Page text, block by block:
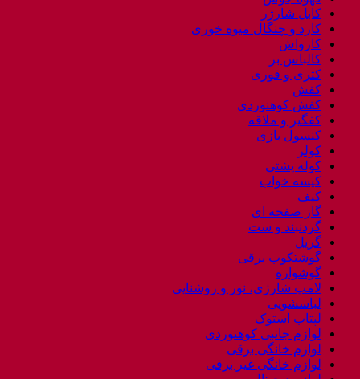
کابل شارژر
کارد و چنگال میوه خوری
کارواش
کالباس بر
کتری و قوری
کفش
کفش کوهنوردی
کفگیر و ملاقه
کنسول بازی
کولر
کوله پشتی
کیسه خواب
کیف
گاز صفحه ای
گردنبند و ست
گریل
گوشتکوب برقی
گوشواره
لامپ شارژی، نور و روشنایی
لباسشویی
لپتاب استوک
لوازم جانبی کوهنوردی
لوازم خانگی برقی
لوازم خانگی غیر برقی